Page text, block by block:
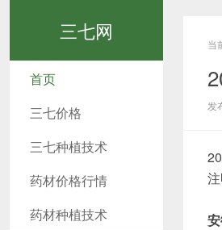
三七网
首页
三七价格
三七种植技术
药材价格行情
药材种植技术
当
发